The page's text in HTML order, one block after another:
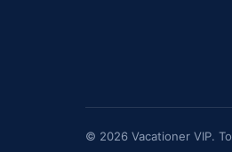
© 2026 Vacationer VIP.